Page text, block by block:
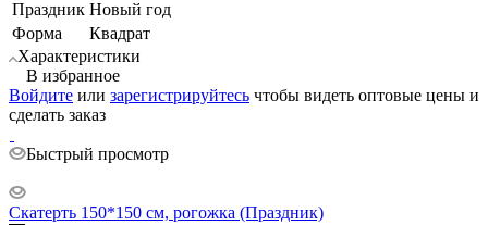
Праздник Новый год
Форма
Квадрат
Характеристики
В избранное
Войдите или зарегистрируйтесь чтобы видеть оптовые цены и
сделать заказ
Быстрый просмотр
Скатерть 150*150 см, рогожка (Праздник)